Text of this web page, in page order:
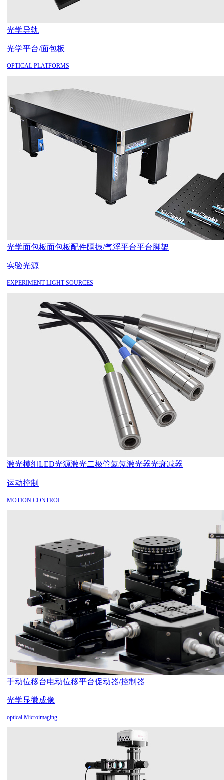
光学导轨
光学平台/面包板
OPTICAL PLATFORMS
光学面包板面包板配件隔振/气浮平台平台脚架
实验光源
EXPERIMENT LIGHT SOURCES
激光模组LED光源激光二极管氦氖激光器光衰减器
运动控制
MOTION CONTROL
手动位移台电动位移平台促动器/控制器
光学显微成像
optical Microimaging